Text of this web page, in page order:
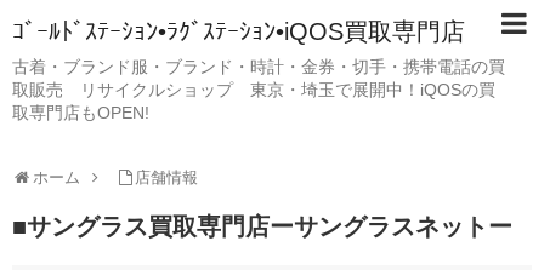
ｺﾞｰﾙﾄﾞｽﾃｰｼｮﾝ•ﾗｸﾞｽﾃｰｼｮﾝ•iQOS買取専門店
古着・ブランド服・ブランド・時計・金券・切手・携帯電話の買
取販売 リサイクルショップ 東京・埼玉で展開中！iQOSの買
取専門店もOPEN!
ホーム 店舗情報
■サングラス買取専門店ーサングラスネットー